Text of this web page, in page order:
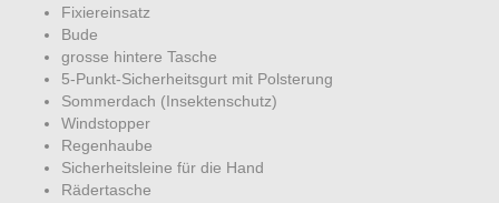
Fixiereinsatz
Bude
grosse hintere Tasche
5-Punkt-Sicherheitsgurt mit Polsterung
Sommerdach (Insektenschutz)
Windstopper
Regenhaube
Sicherheitsleine für die Hand
Rädertasche